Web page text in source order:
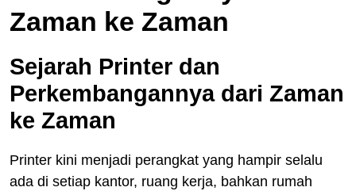
Zaman ke Zaman
Sejarah Printer dan
Perkembangannya dari Zaman
ke Zaman
Printer kini menjadi perangkat yang hampir selalu
ada di setiap kantor, ruang kerja, bahkan rumah